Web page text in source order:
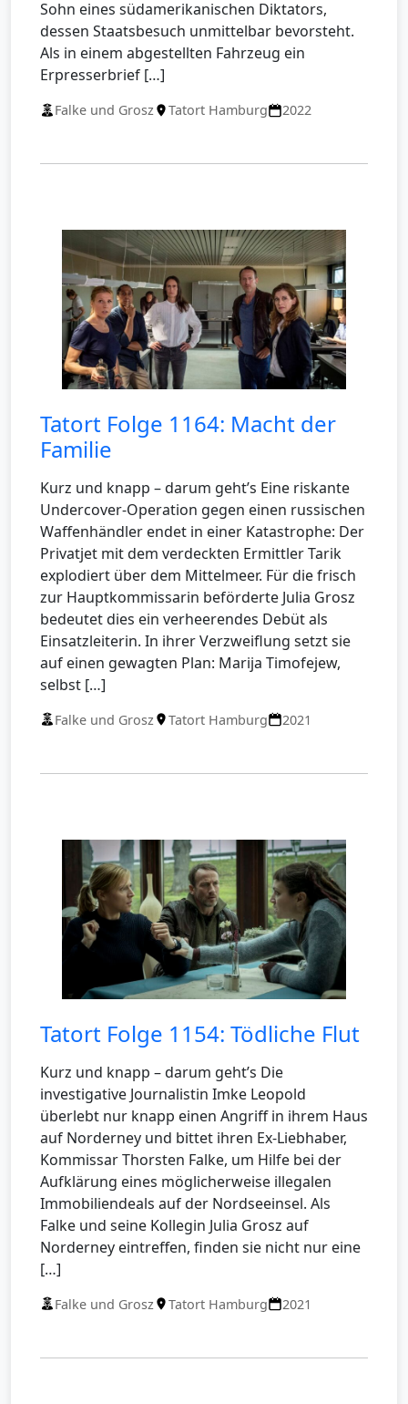
Sohn eines südamerikanischen Diktators,
dessen Staatsbesuch unmittelbar bevorsteht.
Als in einem abgestellten Fahrzeug ein
Erpresserbrief […]
Falke und Grosz Tatort Hamburg 2022
Tatort Folge 1164: Macht der
Familie
Kurz und knapp – darum geht’s Eine riskante
Undercover-Operation gegen einen russischen
Waffenhändler endet in einer Katastrophe: Der
Privatjet mit dem verdeckten Ermittler Tarik
explodiert über dem Mittelmeer. Für die frisch
zur Hauptkommissarin beförderte Julia Grosz
bedeutet dies ein verheerendes Debüt als
Einsatzleiterin. In ihrer Verzweiflung setzt sie
auf einen gewagten Plan: Marija Timofejew,
selbst […]
Falke und Grosz Tatort Hamburg 2021
Tatort Folge 1154: Tödliche Flut
Kurz und knapp – darum geht’s Die
investigative Journalistin Imke Leopold
überlebt nur knapp einen Angriff in ihrem Haus
auf Norderney und bittet ihren Ex-Liebhaber,
Kommissar Thorsten Falke, um Hilfe bei der
Aufklärung eines möglicherweise illegalen
Immobiliendeals auf der Nordseeinsel. Als
Falke und seine Kollegin Julia Grosz auf
Norderney eintreffen, finden sie nicht nur eine
[…]
Falke und Grosz Tatort Hamburg 2021